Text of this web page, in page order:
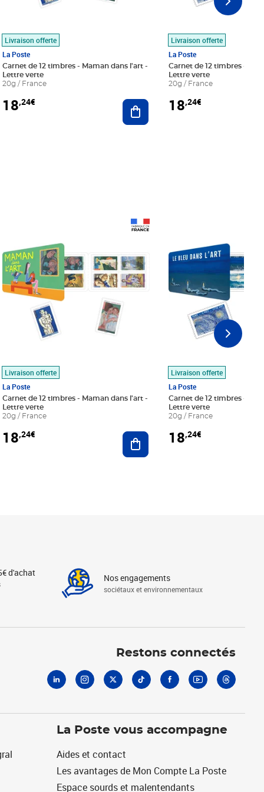
au panier
Livraison offerte
La Poste
Carnet de 12 timbres - Maman dans l'art -
Lettre verte
20g / France
18,24€ Ajouter au panier
Livraison offerte
La Poste
Carnet de 12 timbres - Le
Lettre verte
20g / France
18,24€
au panier
Livraison offerte
La Poste
Carnet de 12 timbres - Maman dans l'art -
Lettre verte
20g / France
18,24€ Ajouter au panier
Livraison offerte
La Poste
Carnet de 12 timbres - Le
Lettre verte
20g / France
18,24€
d'achat Nos engagements
sociétaux et environnementaux
Restons connectés
La Poste vous accompagne
Aides et contact
Les avantages de Mon Compte La Poste
Espace sourds et malentendants